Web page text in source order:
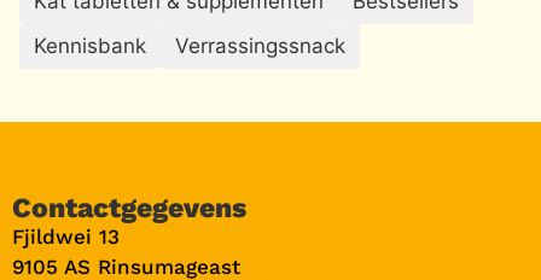
Kennisbank
Verrassingssnack
Contactgegevens
Fjildwei 13
9105 AS Rinsumageast